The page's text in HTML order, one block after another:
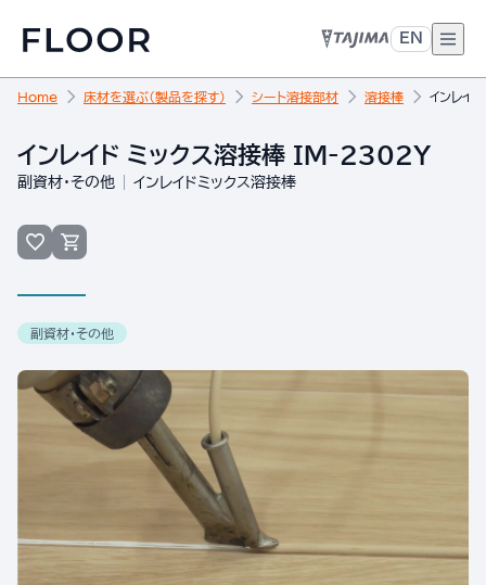
EN
Home 床材を選ぶ（製品を探す） シート溶接部材 溶接棒 インレイ
インレイド ミックス溶接棒 IM-2302Y
副資材・その他 インレイドミックス溶接棒
副資材・その他